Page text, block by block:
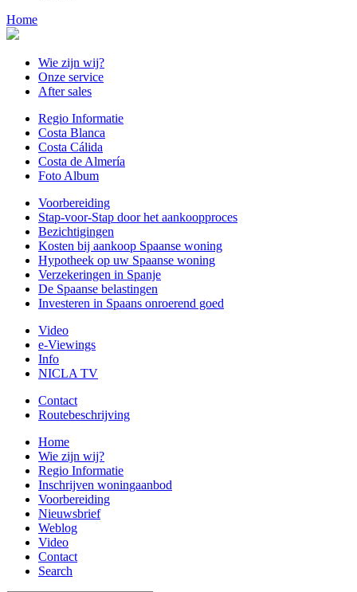
Home
Wie zijn wij?
Onze service
After sales
Regio Informatie
Costa Blanca
Costa Cálida
Costa de Almería
Foto Album
Voorbereiding
Stap-voor-Stap door het aankoopproces
Bezichtigingen
Kosten bij aankoop Spaanse woning
Hypotheek op uw Spaanse woning
Verzekeringen in Spanje
De Spaanse belastingen
Investeren in Spaans onroerend goed
Video
e-Viewings
Info
NICLA TV
Contact
Routebeschrijving
Home
Wie zijn wij?
Regio Informatie
Inschrijven woningaanbod
Voorbereiding
Nieuwsbrief
Weblog
Video
Contact
Search